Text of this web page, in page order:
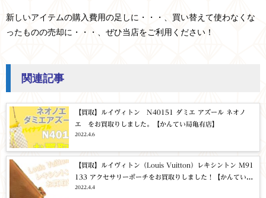
新しいアイテムの購入費用の足しに・・・、買い替えて使わなくな
ったものの売却に・・・、ぜひ当店をご利用ください！
関連記事
【買取】ルイヴィトン N40151 ダミエ アズール ネオノ
エ をお買取りしました。【かんてい局亀有店】
2022.4.6
【買取】ルイヴィトン（Louis Vuitton）レキシントン M91
133 アクセサリーポーチをお買取りしました！【かんてい局
亀有店】
2022.4.4